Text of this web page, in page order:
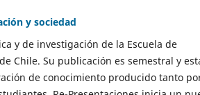
y sociedad
y de investigación de la Escuela de
Chile. Su publicación es semestral y
de conocimiento producido tanto